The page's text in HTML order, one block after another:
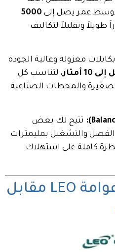
عمر يصل إلى 5000
طويلاً وتقليلاً لتكاليف
بكابلات معزولة وعالية الجودة
، لتناسب كل
والمحطات الصناعية
تتيح لك بعض
والتشغيل بمليمترات
كاملة على استهلاك
مقارنة تحليلية: عوامة LEO مقابل